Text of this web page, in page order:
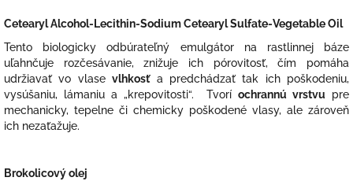
Cetearyl Alcohol-Lecithin-Sodium Cetearyl Sulfate-Vegetable Oil
Tento biologicky odbúrateľný emulgátor na rastlinnej báze
uľahnčuje rozčesávanie, znižuje ich pórovitosť, čím pomáha
udržiavať vo vlase vlhkosť a predchádzať tak ich poškodeniu,
vysúšaniu, lámaniu a „krepovitosti“. Tvorí ochrannú vrstvu
pre
mechanicky, tepelne či chemicky poškodené vlasy, ale zároveň
ich nezaťažuje.
Brokolicový olej